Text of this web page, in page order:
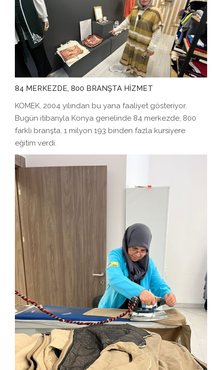
84 MERKEZDE, 800 BRANŞTA HİZMET
KOMEK, 2004 yılından bu yana faaliyet gösteriyor.
Bugün itibarıyla Konya genelinde 84 merkezde, 800
farklı branşta, 1 milyon 193 binden fazla kursiyere
eğitim verdi.